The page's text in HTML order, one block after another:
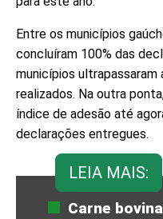
Entre os municípios
concluíram 100% das
municípios ultrapassaram
realizados. Na outra
índice de adesão até
declarações entregues.
LEIA MAIS:
Carne